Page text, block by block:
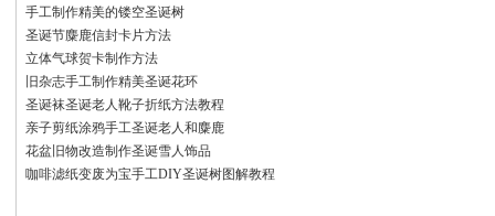
手工制作精美的镂空圣诞树
圣诞节麋鹿信封卡片方法
立体气球贺卡制作方法
旧杂志手工制作精美圣诞花环
圣诞袜圣诞老人靴子折纸方法教程
亲子剪纸涂鸦手工圣诞老人和麋鹿
花盆旧物改造制作圣诞雪人饰品
咖啡滤纸变废为宝手工DIY圣诞树图解教程